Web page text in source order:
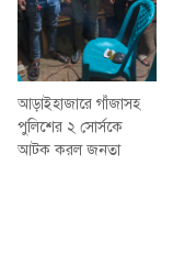
আড়াইহাজারে গাঁজাসহ
পুলিশের ২ সোর্সকে
আটক করল জনতা